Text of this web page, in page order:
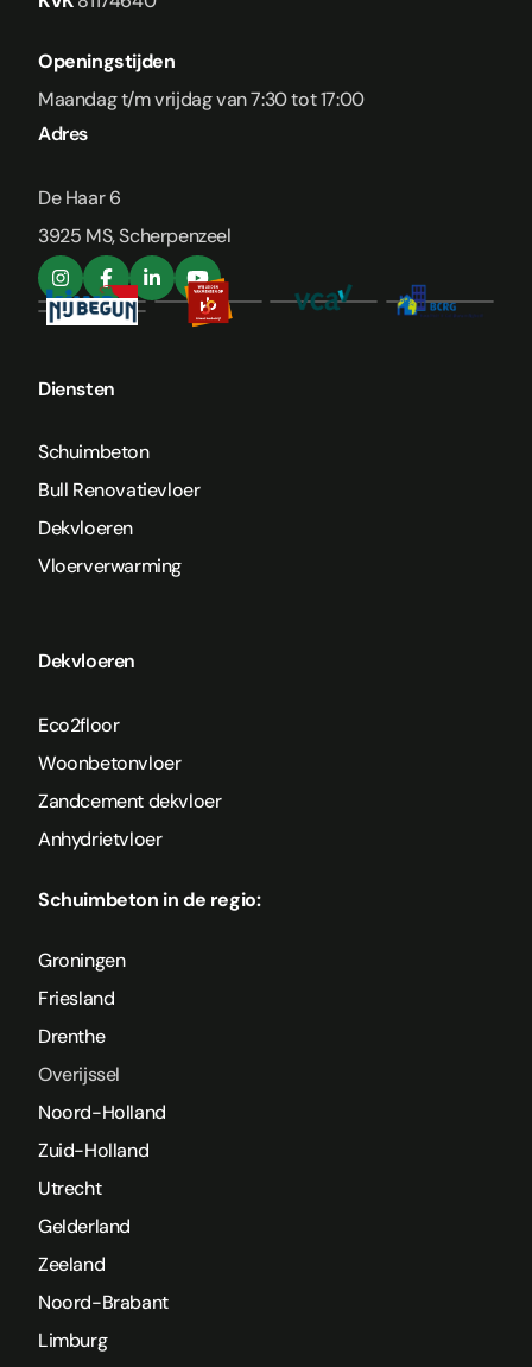
Openingstijden
Maandag t/m vrijdag van 7:30 tot 17:00
Adres
De Haar 6
3925 MS, Scherpenzeel
Diensten
Schuimbeton
Bull Renovatievloer
Dekvloeren
Vloerverwarming
Dekvloeren
Eco2floor
Woonbetonvloer
Zandcement dekvloer
Anhydrietvloer
Schuimbeton in de regio:
Groningen
Friesland
Drenthe
Overijssel
Noord-Holland
Zuid-Holland
Utrecht
Gelderland
Zeeland
Noord-Brabant
Limburg